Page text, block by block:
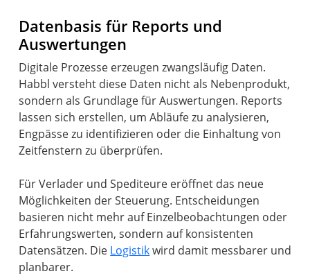
Datenbasis für Reports und
Auswertungen
Digitale Prozesse erzeugen zwangsläufig Daten.
Habbl versteht diese Daten nicht als Nebenprodukt,
sondern als Grundlage für Auswertungen. Reports
lassen sich erstellen, um Abläufe zu analysieren,
Engpässe zu identifizieren oder die Einhaltung von
Zeitfenstern zu überprüfen.
Für Verlader und Spediteure eröffnet das neue
Möglichkeiten der Steuerung. Entscheidungen
basieren nicht mehr auf Einzelbeobachtungen oder
Erfahrungswerten, sondern auf konsistenten
Datensätzen. Die Logistikwird damit messbarer und
planbarer.